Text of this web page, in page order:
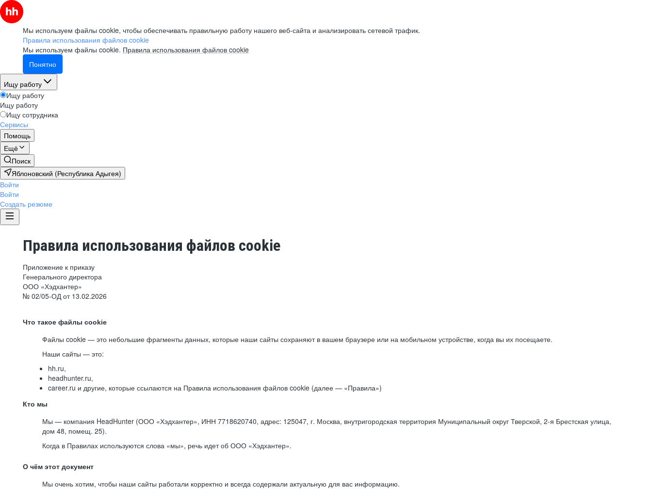
Мы используем файлы cookie, чтобы обеспечивать правильную работу нашего веб-сайта и анализировать сетевой трафик.
Правила использования файлов cookie
Мы используем файлы cookie. Правила использования файлов cookie
Понятно
Ищу работу
Ищу работу
Ищу работу
Ищу сотрудника
Сервисы
Помощь
Ещё
Поиск
Яблоновский (Республика Адыгея)
Войти
Войти
Создать резюме
Правила использования файлов cookie
Приложение к приказу
Генерального директора
ООО «Хэдхантер»
№ 02/05-ОД от 13.02.2026
Что такое файлы cookie
Файлы cookie — это небольшие фрагменты данных, которые наши сайты сохраняют в вашем браузере или на мобильном устройстве, когда вы их посещаете.
Наши сайты — это:
hh.ru,
headhunter.ru,
career.ru и другие, которые ссылаются на Правила использования файлов cookie (далее — «Правила»)
Кто мы
Мы — компания HeadHunter (ООО «Хэдхантер», ИНН 7718620740, адрес: 125047, г. Москва, внутригородская территория Муниципальный округ Тверской, 2-я Брестская улица,
дом 48, помещ. 25).
Когда в Правилах используются слова «мы», речь идет об ООО «Хэдхантер».
О чём этот документ
Мы очень хотим, чтобы наши сайты работали корректно и всегда содержали актуальную для вас информацию.